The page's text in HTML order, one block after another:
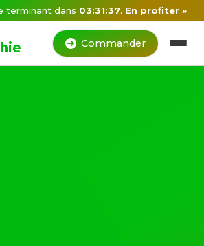
terminant dans 03:31:36. En profiter »
Commander